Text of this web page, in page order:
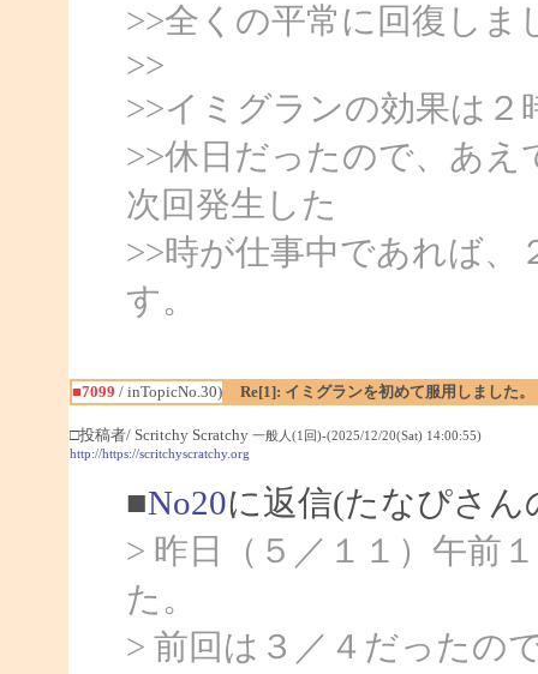
>>全くの平常に回復しま
>>
>>イミグランの効果は
>>休日だったので、あ
次回発生した
>>時が仕事中であれば
す。
■7099 / inTopicNo.30) Re[1]: イミグランを初めて服用しました。
□投稿者/ Scritchy Scratchy 一般人(1回)-(2025/12/20(Sat) 14:00:55)
http://https://scritchyscratchy.org
■No20に返信(たなぴさん
> 昨日（５／１１）午前
た。
> 前回は３／４だったの